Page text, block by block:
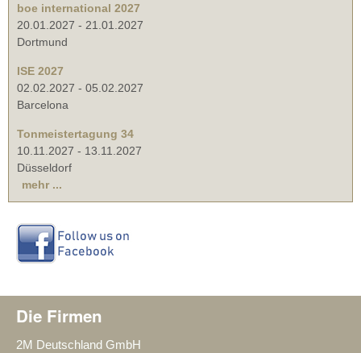
boe international 2027
20.01.2027 - 21.01.2027
Dortmund
ISE 2027
02.02.2027 - 05.02.2027
Barcelona
Tonmeistertagung 34
10.11.2027 - 13.11.2027
Düsseldorf
mehr ...
Die Firmen
2M Deutschland GmbH